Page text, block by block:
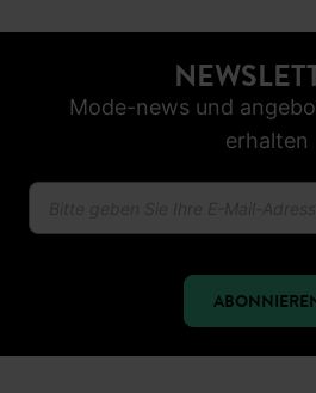
Mode-news und
erhalten